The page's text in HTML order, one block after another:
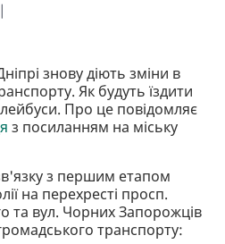
знову діють зміни в
Як будуть їздити
Про це повідомляє
з посиланням на міську
з першим етапом
на перехресті просп.
та вул. Чорних Запорожців
транспорту: